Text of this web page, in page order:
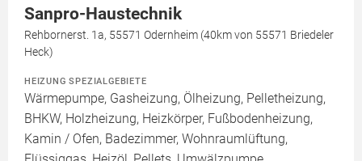
Sanpro-Haustechnik
Rehbornerst. 1a, 55571 Odernheim (40km von 55571 Briedeler
Heck)
HEIZUNG SPEZIALGEBIETE
Wärmepumpe, Gasheizung, Ölheizung, Pelletheizung,
BHKW, Holzheizung, Heizkörper, Fußbodenheizung,
Kamin / Ofen, Badezimmer, Wohnraumlüftung,